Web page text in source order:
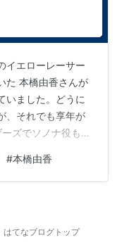
イエローレーサー
た 本橋由香さんが
いました。どうに
、それでも享年が
ズでソノナ役も演
#本橋由香
はてなブログトップ